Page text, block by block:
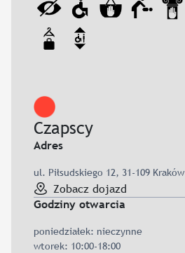
Czapscy
Adres
ul. Piłsudskiego 12, 31-109 Kraków
Zobacz dojazd
Godziny otwarcia
poniedziałek: nieczynne
wtorek: 10:00-18:00